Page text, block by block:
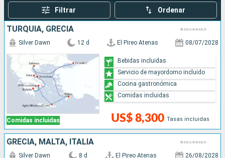
Filtrar Ordenar
TURQUÍA, GRECIA
Comidas incluidas
Silver Dawn 12 d El Pireo Atenas 08/07/2028
US$ 8,300 Tasas incluidas
Bebidas incluidas
Servicio de mayordomo incluido
Cocina gastronómica
Comidas incluidas
GRECIA, MALTA, ITALIA
Silver Dawn 8 d El Pireo Atenas 26/08/2028